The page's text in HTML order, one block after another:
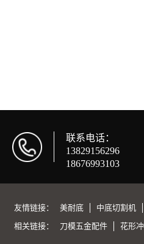
联系电话：
13829156296
18676993103
友情链接： 美耐底 中底切割机
相关链接：
刀模五金配件 花形冲